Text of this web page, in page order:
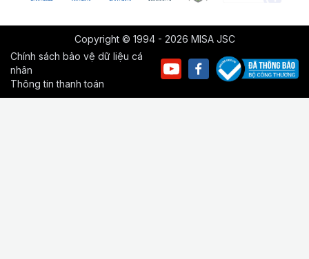
Copyright © 1994 - 2026 MISA JSC
Chính sách bảo vệ dữ liệu cá
nhân
Thông tin thanh toán